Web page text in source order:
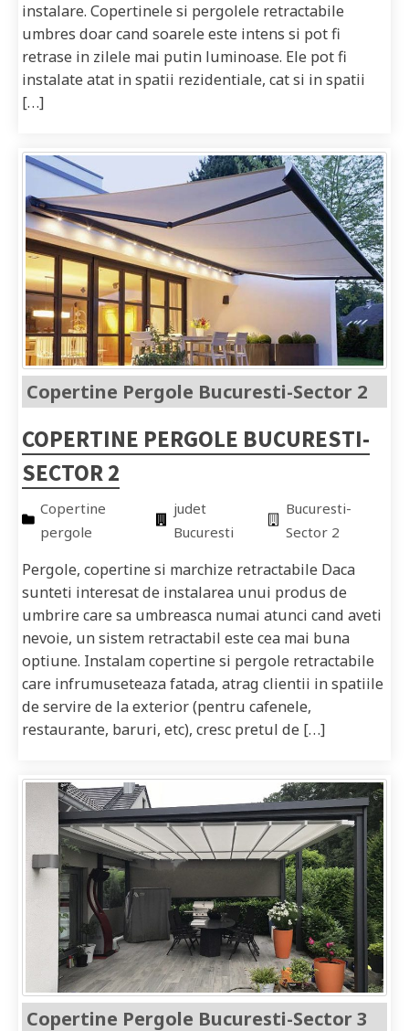
instalare. Copertinele si pergolele retractabile
umbres doar cand soarele este intens si pot fi
retrase in zilele mai putin luminoase. Ele pot fi
instalate atat in spatii rezidentiale, cat si in spatii
[…]
Copertine Pergole Bucuresti-Sector 2
COPERTINE PERGOLE BUCURESTI-
SECTOR 2
Copertine
pergole
judet
Bucuresti
Bucuresti-
Sector 2
Pergole, copertine si marchize retractabile Daca
sunteti interesat de instalarea unui produs de
umbrire care sa umbreasca numai atunci cand aveti
nevoie, un sistem retractabil este cea mai buna
optiune. Instalam copertine si pergole retractabile
care infrumuseteaza fatada, atrag clientii in spatiile
de servire de la exterior (pentru cafenele,
restaurante, baruri, etc), cresc pretul de […]
Copertine Pergole Bucuresti-Sector 3